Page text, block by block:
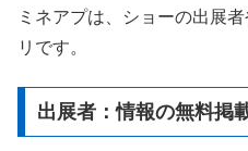
ミネアプは、ショーの出展
リです。
出展者：情報の無料掲